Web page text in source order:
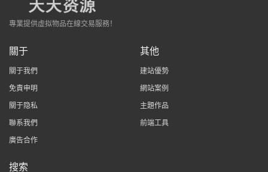
專業提供虛拟物品在線交易服務！
關于
關于我們
免責申明
關于隐私
聯系我們
廣告合作
其他
建站優勢
網站案例
主題作品
前端工具
搜索